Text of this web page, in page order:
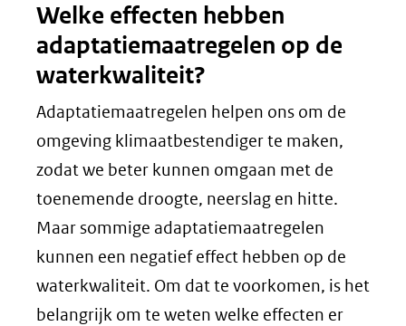
Welke effecten hebben
adaptatiemaatregelen op de
waterkwaliteit?
Adaptatiemaatregelen helpen ons om de
omgeving klimaatbestendiger te maken,
zodat we beter kunnen omgaan met de
toenemende droogte, neerslag en hitte.
Maar sommige adaptatiemaatregelen
kunnen een negatief effect hebben op de
waterkwaliteit. Om dat te voorkomen, is het
belangrijk om te weten welke effecten er